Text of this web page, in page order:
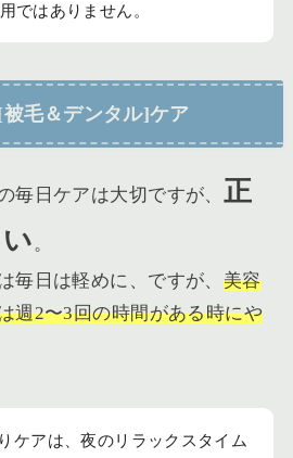
ではありません。
毛＆デンタル]ケア
毎日ケアは大切ですが、 正
。
毎日は軽めに、ですが、 美容
週2〜3回の時間がある時にや
ケアは、夜のリラックスタイム